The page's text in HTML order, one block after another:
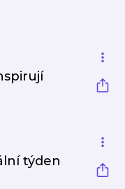
týden